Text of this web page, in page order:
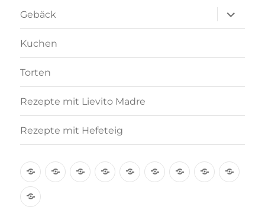
Gebäck
anzeigen
Kuchen
Torten
Rezepte mit Lievito Madre
Rezepte mit Hefeteig
Über Rezept-Kooperation
Brötchen
Brot GebäckKuchenTorten
Rezepte